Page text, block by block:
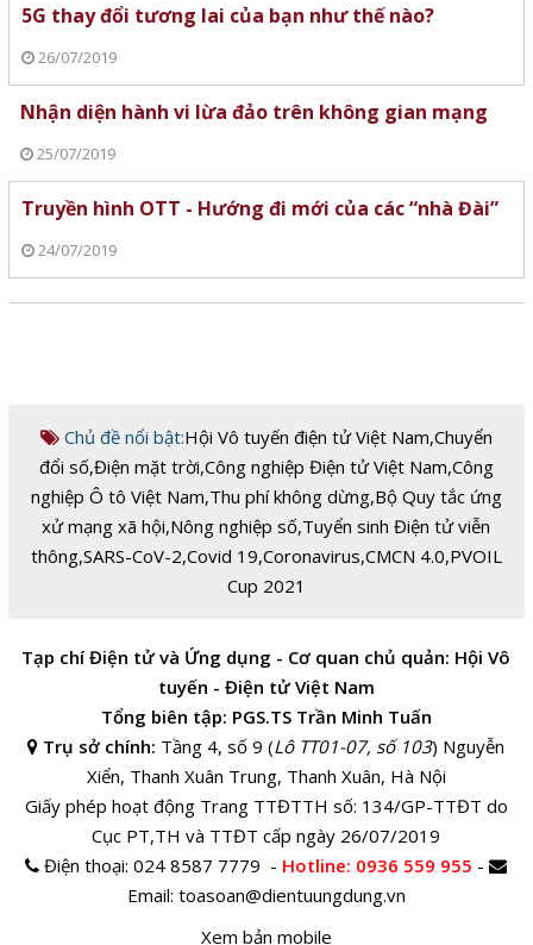
5G thay đổi tương lai của bạn như thế nào?
26/07/2019
Nhận diện hành vi lừa đảo trên không gian mạng
25/07/2019
Truyền hình OTT - Hướng đi mới của các “nhà Đài”
24/07/2019
Chủ đề nổi bật:Hội Vô tuyến điện tử Việt Nam,Chuyển
đổi số,Điện mặt trời,Công nghiệp Điện tử Việt Nam,Công
nghiệp Ô tô Việt Nam,Thu phí không dừng,Bộ Quy tắc ứng
xử mạng xã hội,Nông nghiệp số,Tuyển sinh Điện tử viễn
thông,SARS-CoV-2,Covid 19,Coronavirus,CMCN 4.0,PVOIL
Cup 2021
Tạp chí Điện tử và Ứng dụng - Cơ quan chủ quản: Hội Vô
tuyến - Điện tử Việt Nam
Tổng biên tập: PGS.TS Trần Minh Tuấn
Trụ sở chính: Tầng 4, số 9 (Lô TT01-07, số 103) Nguyễn
Xiển, Thanh Xuân Trung, Thanh Xuân, Hà Nội
Giấy phép hoạt động Trang TTĐTTH số: 134/GP-TTĐT do
Cục PT,TH và TTĐT cấp ngày 26/07/2019
Điện thoại:024 8587 7779 - Hotline: 0936 559 955 -
Email: toasoan@dientuungdung.vn
Xem bản mobile